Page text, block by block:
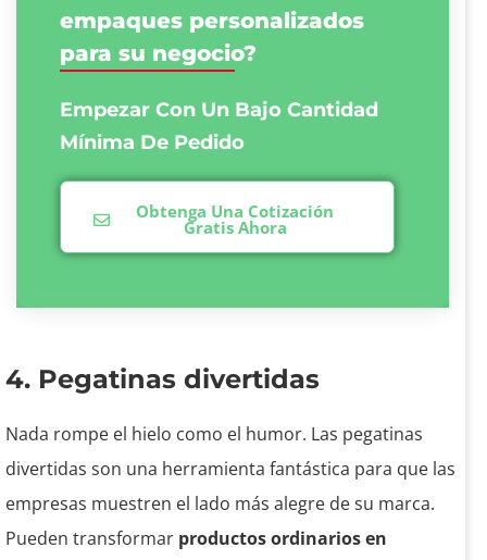
empaques personalizados
para su negocio?
Empezar Con Un Bajo Cantidad
Mínima De Pedido
Obtenga Una Cotización
Gratis Ahora
4. Pegatinas divertidas
Nada rompe el hielo como el humor. Las pegatinas
divertidas son una herramienta fantástica para que las
empresas muestren el lado más alegre de su marca.
Pueden transformar productos ordinarios en